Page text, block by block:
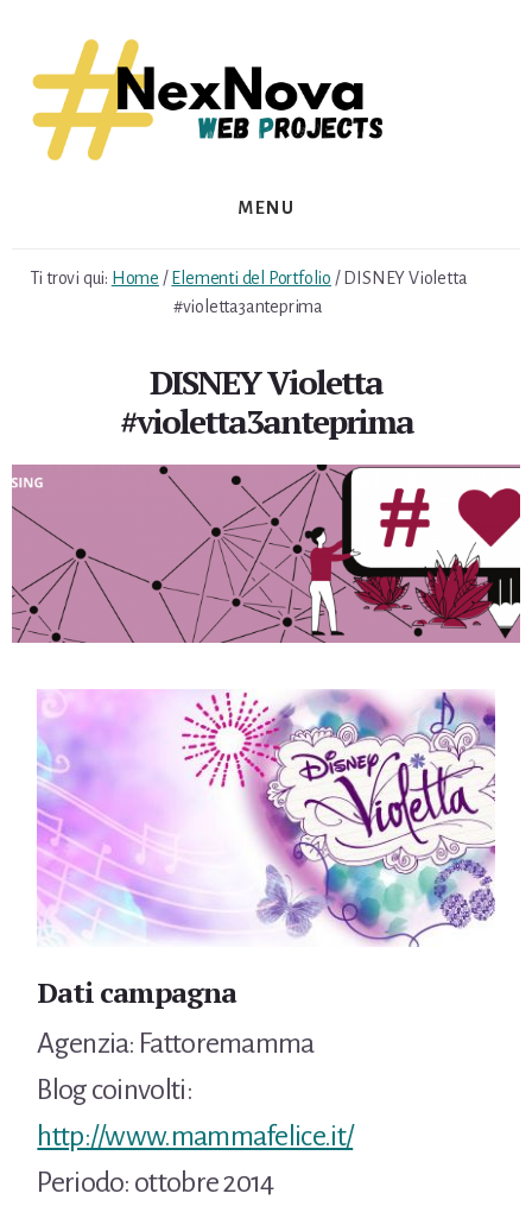
content
footer
MENU
Ti trovi qui: Home / Elementi del Portfolio /DISNEY Violetta
#‎violetta3anteprima‬
DISNEY Violetta
#‎violetta3anteprima‬
Dati campagna
Agenzia: Fattoremamma
Blog coinvolti:
http://www.mammafelice.it/
Periodo: ottobre 2014